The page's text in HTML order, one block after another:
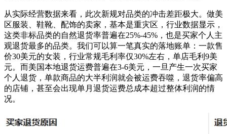
从实际经营数据来看，此次新规对品类的冲击差距极大。做美
区服装、鞋靴、配饰的卖家，基本是重灾区，行业数据显示，
这类非标品类的自然退货率普遍在25%-45%，也是买家个人主
观退货最多的品类。我们可以算一笔真实的落地账单：一款售
价30美元的女装，行业常规毛利率仅30%左右，单店毛利9美
元。而美国本地退货运费普遍在3-6美元，一旦产生一次买家
个人退货，单款商品的大半利润就会被运费吞噬，退货率偏高
的店铺，甚至会出现单月退货运费总成本超过整体利润的情
况。